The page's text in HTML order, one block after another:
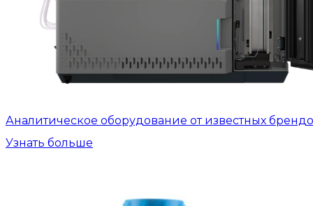
Аналитическое оборудование от известных
Узнать больше